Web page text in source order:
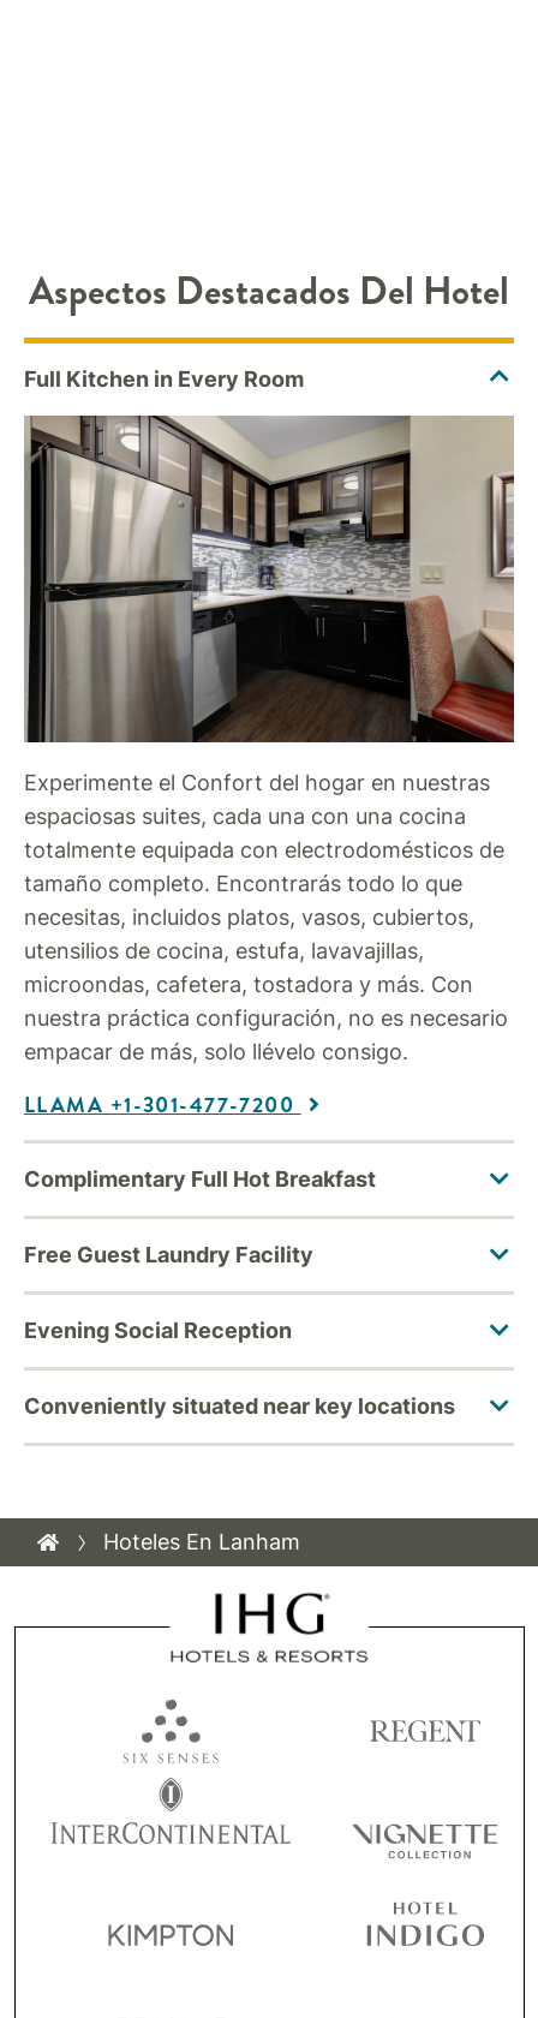
Aspectos Destacados Del Hotel
Experimente el Confort del hogar en nuestras
espaciosas suites, cada una con una cocina
totalmente equipada con electrodomésticos de
tamaño completo. Encontrarás todo lo que
necesitas, incluidos platos, vasos, cubiertos,
utensilios de cocina, estufa, lavavajillas,
microondas, cafetera, tostadora y más. Con
nuestra práctica configuración, no es necesario
empacar de más, solo llévelo consigo.
LLAMA +1-301-477-7200
Hoteles En Lanham